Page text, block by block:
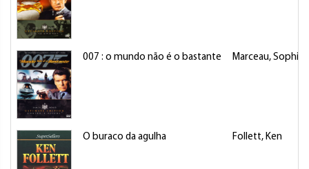
007 : o mundo não é o bastante Marceau, Sophie
O buraco da agulha Follett, Ken